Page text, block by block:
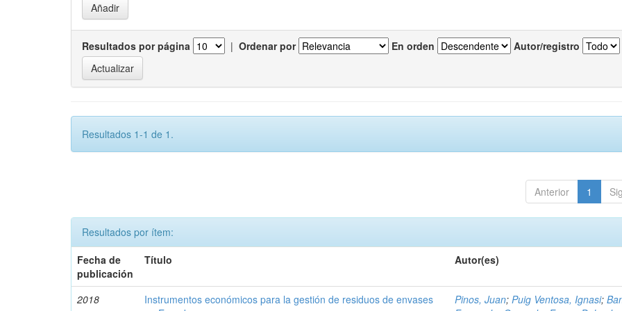
Resultados por página | Ordenar por En orden Autor/registro
Resultados 1-1 de 1.
Anterior 1
Resultados por ítem:
Fecha de
publicación
Título Autor(es)
2018
Instrumentos económicos para la gestión de residuos de envases
Pinos, Juan;Puig Ventosa, Ignasi;